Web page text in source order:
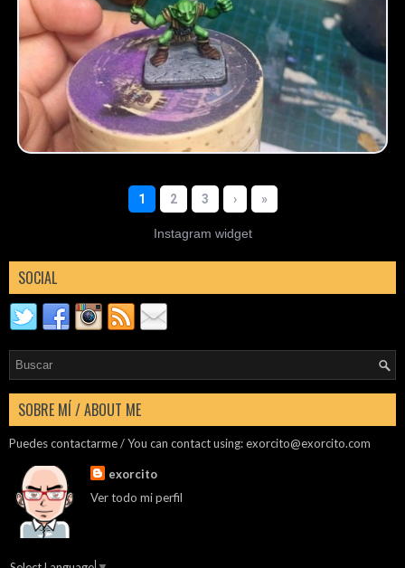
Instagram widget
SOCIAL
SOBRE MÍ / ABOUT ME
Puedes contactarme / You can contact using:exorcito@exorcito.com
exorcito
Ver todo mi perfil